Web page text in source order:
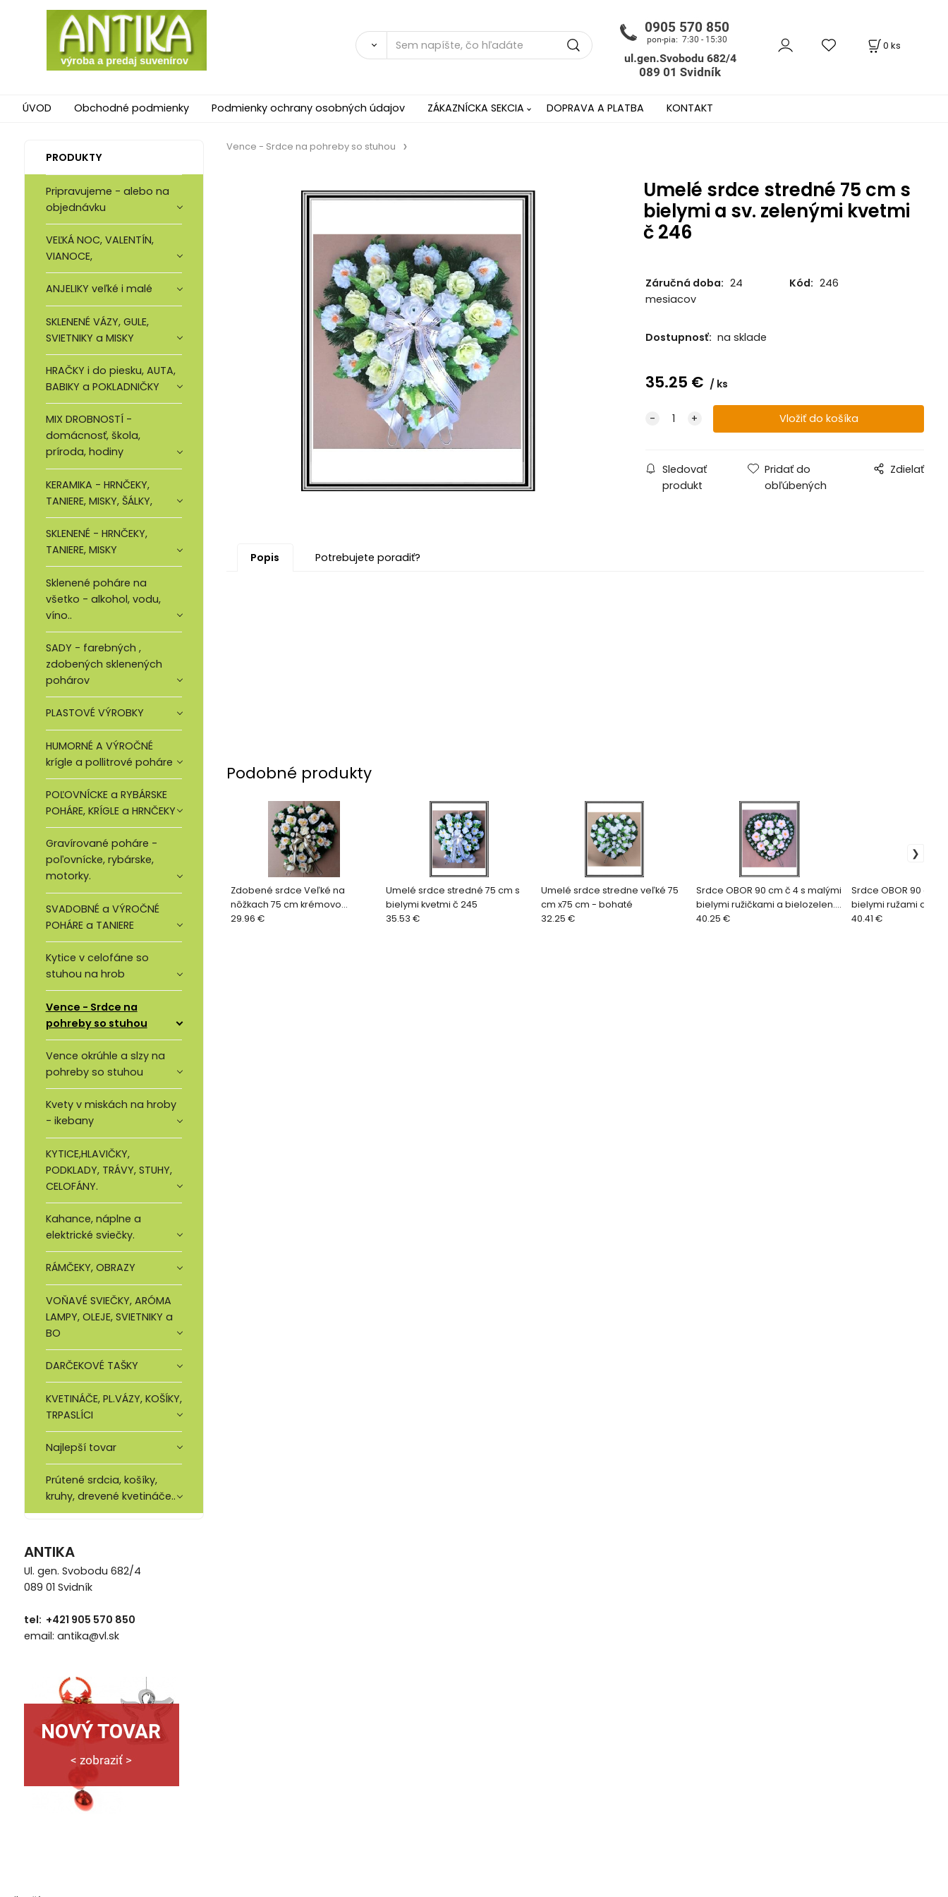
0 ks
ÚVOD Obchodné podmienky Podmienky ochrany osobných údajov ZÁKAZNÍCKA SEKCIA DOPRAVA A PLATBA KONTAKT
PRODUKTY
Pripravujeme - alebo na
objednávku
VEĽKÁ NOC, VALENTÍN,
VIANOCE,
ANJELIKY veľké i malé
SKLENENÉ VÁZY, GULE,
SVIETNIKY a MISKY
HRAČKY i do piesku, AUTA,
BABIKY a POKLADNIČKY
MIX DROBNOSTÍ -
domácnosť, škola,
príroda, hodiny
KERAMIKA - HRNČEKY,
TANIERE, MISKY, ŠÁLKY,
SKLENENÉ - HRNČEKY,
TANIERE, MISKY
Sklenené poháre na
všetko - alkohol, vodu,
víno..
SADY - farebných ,
zdobených sklenených
pohárov
PLASTOVÉ VÝROBKY
HUMORNÉ A VÝROČNÉ
krígle a pollitrové poháre
POĽOVNÍCKE a RYBÁRSKE
POHÁRE, KRÍGLE a HRNČEKY
Gravírované poháre -
poľovnícke, rybárske,
motorky.
SVADOBNÉ a VÝROČNÉ
POHÁRE a TANIERE
Kytice v celofáne so
stuhou na hrob
Vence - Srdce na
pohreby so stuhou
Vence okrúhle a slzy na
pohreby so stuhou
Kvety v miskách na hroby
- ikebany
KYTICE,HLAVIČKY,
PODKLADY, TRÁVY, STUHY,
CELOFÁNY.
Kahance, náplne a
elektrické sviečky.
RÁMČEKY, OBRAZY
VOŇAVÉ SVIEČKY, ARÓMA
LAMPY, OLEJE, SVIETNIKY a
BO
DARČEKOVÉ TAŠKY
KVETINÁČE, PL.VÁZY, KOŠÍKY,
TRPASLÍCI
Najlepší tovar
Prútené srdcia, košíky,
kruhy, drevené kvetináče..
ANTIKA
Ul. gen. Svobodu 682/4
089 01 Svidník
tel: +421 905 570 850
email: antika@vl.sk
Vence - Srdce na pohreby so stuhou
Umelé srdce stredné 75 cm s
bielymi a sv. zelenými kvetmi
č 246
Záručná doba: 24
mesiacov
Kód: 246
Dostupnosť: na sklade
35.25 € ks
Sledovať
produkt
Pridať do
obľúbených
Zdielať
Popis Potrebujete poradiť?
Podobné produkty
Zdobené srdce Veľké na
nôžkach 75 cm krémovo
maslové do ružové (27) č 32
29.96 €
Umelé srdce stredné 75 cm s
bielymi kvetmi č 245
35.53 €
Umelé srdce stredne veľké 75
cm x75 cm - bohaté
32.25 €
Srdce OBOR 90 cm č 4 s malými
bielymi ružičkami a bielozelen.
ružami a s veľkými pivóniami
40.25 €
Srdce OBOR 90 cm č
bielymi ružami a s
ružami a s veľkými
40.41 €